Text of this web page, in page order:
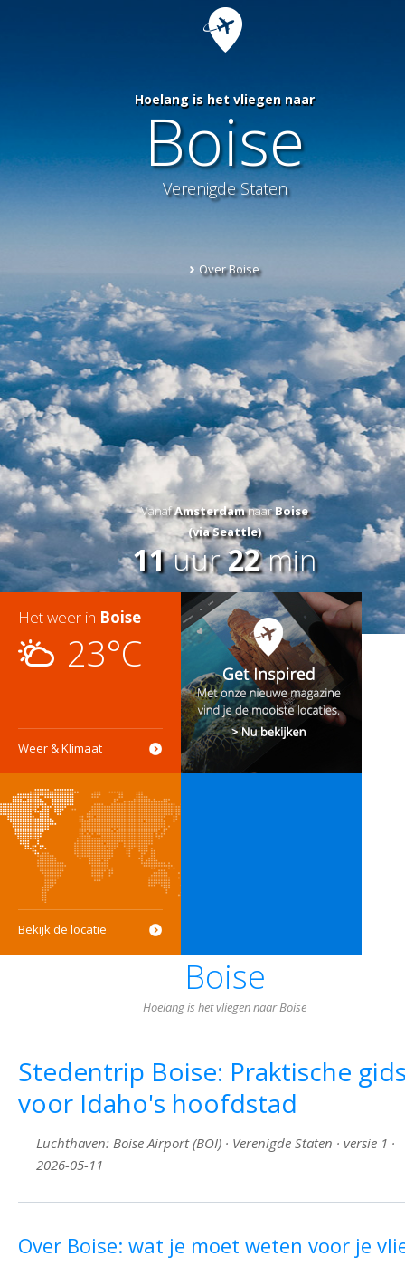
Hoelang is het vliegen naar
Boise
Verenigde Staten
Over Boise
VanafAmsterdamnaarBoise
(via Seattle)
11uur22min
Het weer in Boise
23°C
Weer & Klimaat
Bekijk de locatie
Boise
Hoelang is het vliegen naar Boise
Stedentrip Boise: Praktische
voor Idaho's hoofdstad
Luchthaven: Boise Airport (BOI) · Verenigde Staten · versie 1 ·
2026-05-11
Over Boise: wat je moet weten voor je